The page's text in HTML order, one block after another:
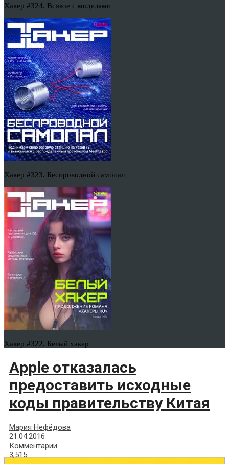
Хакер #324. Всякое с моделями
Хакер #323. Беспроводной самопал
Хакер #322. Белый хакер
Apple отказалась
предоставить исходные
коды правительству Китая
Мария Нефёдова
21.04.2016
Комментарии
3,515